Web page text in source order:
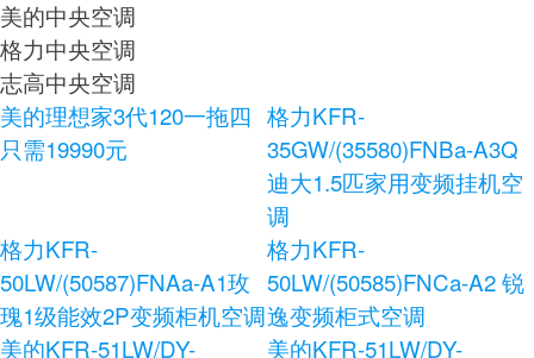
美的中央空调
格力中央空调
志高中央空调
美的理想家3代120一拖四
只需19990元
格力KFR-
35GW/(35580)FNBa-A3Q
迪大1.5匹家用变频挂机空
调
格力KFR-
50LW/(50587)FNAa-A1玫
瑰1级能效2P变频柜机空调
格力KFR-
50LW/(50585)FNCa-A2 锐
逸变频柜式空调
美的KFR-51LW/DY-
美的KFR-51LW/DY-